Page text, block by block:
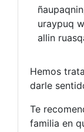
uraypuq
allin
Hemos
darle
Te
familia en